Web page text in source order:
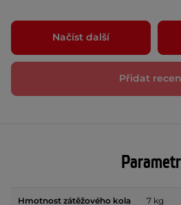
Načíst další
Přidat
Hmotnost zátěžového kola
7 kg